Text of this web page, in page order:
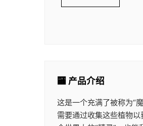
🏧 产品介绍
这是一个充满了被称为“
需要通过收集这些植物